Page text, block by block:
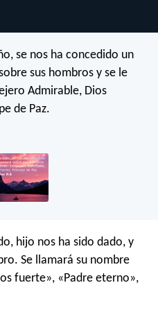
se nos ha concedido un
sus hombros y se le
Admirable, Dios
de Paz.
hijo nos ha sido dado, y
Se llamará su nombre
fuerte», «Padre eterno»,